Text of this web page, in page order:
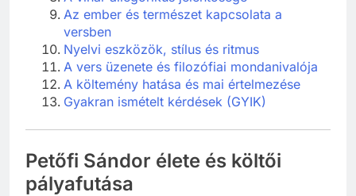
Az ember és természet kapcsolata a
versben
Nyelvi eszközök, stílus és ritmus
A vers üzenete és filozófiai mondanivalója
A költemény hatása és mai értelmezése
Gyakran ismételt kérdések (GYIK)
Petőfi Sándor élete és költői
pályafutása